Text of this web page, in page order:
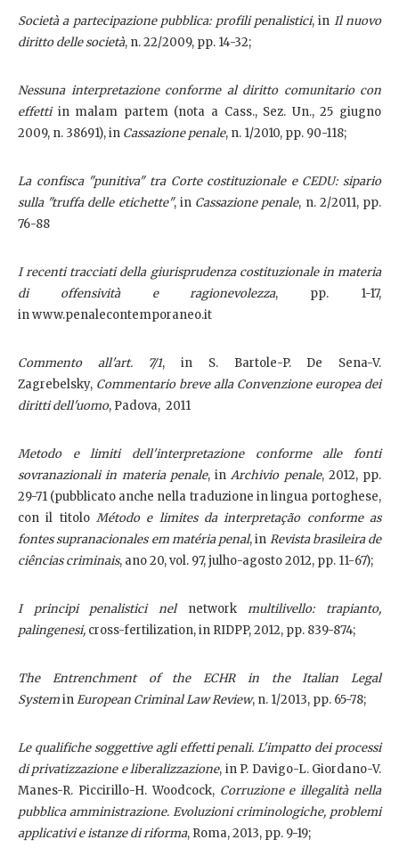
Società a partecipazione pubblica: profili penalistici, in Il nuovo
diritto delle società, n. 22/2009, pp. 14-32;
Nessuna interpretazione conforme al diritto comunitario con
effetti in malam partem (nota a Cass., Sez. Un., 25 giugno
2009, n. 38691), in Cassazione penale, n. 1/2010, pp. 90-118;
La confisca "punitiva" tra Corte costituzionale e CEDU: sipario
sulla "truffa delle etichette", in Cassazione penale, n. 2/2011, pp.
76-88
I recenti tracciati della giurisprudenza costituzionale in materia
di offensività e ragionevolezza, pp. 1-17,
in www.penalecontemporaneo.it
Commento all'art. 7/1, in S. Bartole-P. De Sena-V.
Zagrebelsky, Commentario breve alla Convenzione europea dei
diritti dell'uomo, Padova, 2011
Metodo e limiti dell'interpretazione conforme alle fonti
sovranazionali in materia penale, inArchivio penale, 2012, pp.
29-71 (pubblicato anche nella traduzione in lingua portoghese,
con il titoloMétodo e limites da interpretação conforme as
fontes supranacionales em matéria penal, in Revista brasileira de
ciências criminais, ano 20, vol. 97, julho-agosto 2012, pp. 11-67);
I principi penalistici nelnetworkmultilivello:
trapianto,
palingenesi, cross-fertilization, in RIDPP, 2012, pp. 839-874;
The Entrenchment of the ECHR in the Italian Legal
SysteminEuropean Criminal Law Review, n. 1/2013, pp. 65-78;
Le qualifiche soggettive agli effetti penali. L'impatto dei processi
di privatizzazione e liberalizzazione, in P. Davigo-L. Giordano-V.
Manes-R. Piccirillo-H. Woodcock, Corruzione e illegalità nella
pubblica amministrazione. Evoluzioni criminologiche, problemi
applicativi e istanze di riforma, Roma, 2013, pp. 9-19;